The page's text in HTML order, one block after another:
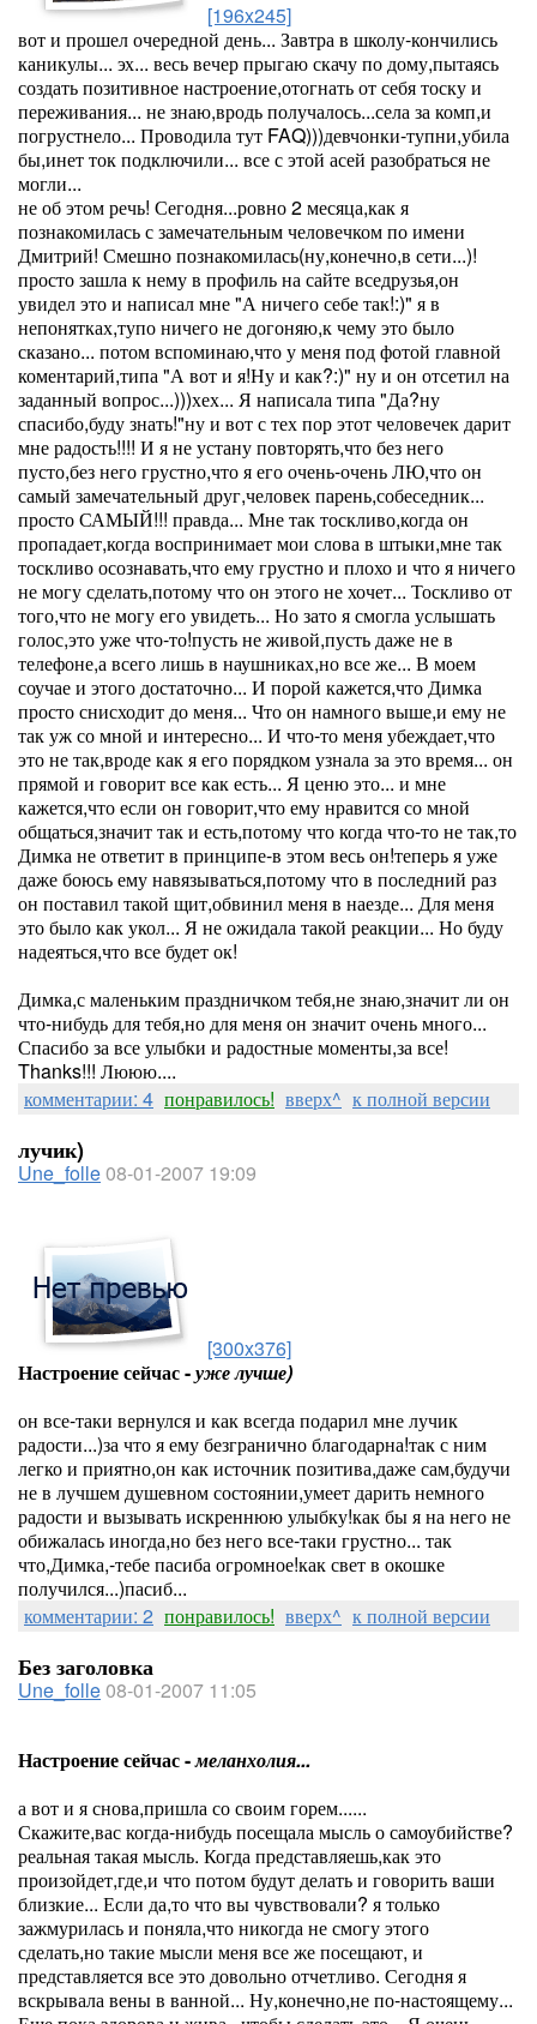
[196x245]
вот и прошел очередной день... Завтра в школу-кончились
каникулы... эх... весь вечер прыгаю скачу по дому,пытаясь
создать позитивное настроение,отогнать от себя тоску и
переживания... не знаю,вродь получалось...села за комп,и
погрустнело... Проводила тут FAQ)))девчонки-тупни,убила
бы,инет ток подключили... все с этой асей разобраться не
могли...
не об этом речь! Сегодня...ровно 2 месяца,как я
познакомилась с замечательным человечком по имени
Дмитрий! Смешно познакомилась(ну,конечно,в сети...)!
просто зашла к нему в профиль на сайте вседрузья,он
увидел это и написал мне "А ничего себе так!:)" я в
непонятках,тупо ничего не догоняю,к чему это было
сказано... потом вспоминаю,что у меня под фотой главной
коментарий,типа "А вот и я!Ну и как?:)" ну и он отсетил на
заданный вопрос...)))хех... Я написала типа "Да?ну
спасибо,буду знать!"ну и вот с тех пор этот человечек дарит
мне радость!!!! И я не устану повторять,что без него
пусто,без него грустно,что я его очень-очень ЛЮ,что он
самый замечательный друг,человек парень,собеседник...
просто САМЫЙ!!! правда... Мне так тоскливо,когда он
пропадает,когда воспринимает мои слова в штыки,мне так
тоскливо осознавать,что ему грустно и плохо и что я ничего
не могу сделать,потому что он этого не хочет... Тоскливо от
того,что не могу его увидеть... Но зато я смогла услышать
голос,это уже что-то!пусть не живой,пусть даже не в
телефоне,а всего лишь в наушниках,но все же... В моем
соучае и этого достаточно... И порой кажется,что Димка
просто снисходит до меня... Что он намного выше,и ему не
так уж со мной и интересно... И что-то меня убеждает,что
это не так,вроде как я его порядком узнала за это время... он
прямой и говорит все как есть... Я ценю это... и мне
кажется,что если он говорит,что ему нравится со мной
общаться,значит так и есть,потому что когда что-то не так,то
Димка не ответит в принципе-в этом весь он!теперь я уже
даже боюсь ему навязываться,потому что в последний раз
он поставил такой щит,обвинил меня в наезде... Для меня
это было как укол... Я не ожидала такой реакции... Но буду
надеяться,что все будет ок!
Димка,с маленьким праздничком тебя,не знаю,значит ли он
что-нибудь для тебя,но для меня он значит очень много...
Спасибо за все улыбки и радостные моменты,за все!
Thanks!!! Лююю....
комментарии: 4 понравилось! вверх^ к полной версии
лучик)
Une_folle08-01-2007 19:09
[300x376]
Настроение сейчас -уже лучше)
он все-таки вернулся и как всегда подарил мне лучик
радости...)за что я ему безгранично благодарна!так с ним
легко и приятно,он как источник позитива,даже сам,будучи
не в лучшем душевном состоянии,умеет дарить немного
радости и вызывать искреннюю улыбку!как бы я на него не
обижалась иногда,но без него все-таки грустно... так
что,Димка,-тебе пасиба огромное!как свет в окошке
получился...)пасиб...
комментарии: 2 понравилось! вверх^ к полной версии
Без заголовка
Une_folle08-01-2007 11:05
Настроение сейчас -меланхолия...
а вот и я снова,пришла со своим горем......
Скажите,вас когда-нибудь посещала мысль о самоубийстве?
реальная такая мысль. Когда представляешь,как это
произойдет,где,и что потом будут делать и говорить ваши
близкие... Если да,то что вы чувствовали? я только
зажмурилась и поняла,что никогда не смогу этого
сделать,но такие мысли меня все же посещают, и
представляется все это довольно отчетливо. Сегодня я
вскрывала вены в ванной... Ну,конечно,не по-настоящему...